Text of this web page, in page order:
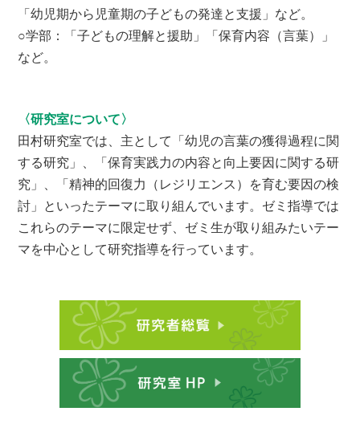
「幼児期から児童期の子どもの発達と支援」など。
○学部：「子どもの理解と援助」「保育内容（言葉）」
など。
〈研究室について〉
田村研究室では、主として「幼児の言葉の獲得過程に関
する研究」、「保育実践力の内容と向上要因に関する研
究」、「精神的回復力（レジリエンス）を育む要因の検
討」といったテーマに取り組んでいます。ゼミ指導では
これらのテーマに限定せず、ゼミ生が取り組みたいテー
マを中心として研究指導を行っています。